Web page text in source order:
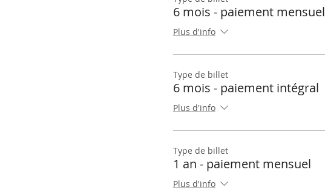
6 mois - paiement mensuel
Plus d'info
Type de billet
6 mois - paiement intégral
Plus d'info
Type de billet
1 an - paiement mensuel
Plus d'info